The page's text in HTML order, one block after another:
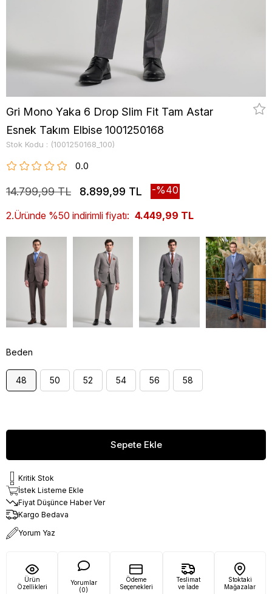
Gri Mono Yaka 6 Drop Slim Fit Tam Astar
Esnek Takım Elbise 1001250168
Stok Kodu (1001250168_100)
0.0
14.799,99 TL 8.899,99 TL 40
2.Üründe %50 indirimli fiyatı: 4.449,99 TL
Beden
48 50 52 54 56 58
Kritik Stok
İstek Listeme Ekle
Fiyat Düşünce Haber Ver
Kargo Bedava
Yorum Yaz
Ürün
Özellikleri
Yorumlar
(0)
Ödeme
Seçenekleri
Teslimat
ve İade
Stoktaki
Mağazalar